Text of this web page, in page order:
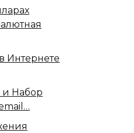
Интернете
Набор